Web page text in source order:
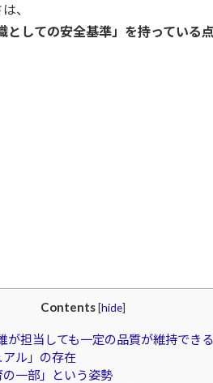
、
としての安全基準」を持っている点
Contents [hide]
担当しても一定の品質が維持でき
ル」の存在
一部」という姿勢